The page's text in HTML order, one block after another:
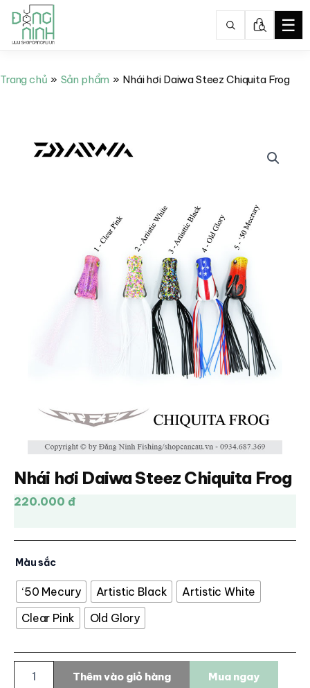
tới
☰
Trang chủ Sản phẩm Nhái hơi Daiwa Steez Chiquita Frog
Nhái hơi Daiwa Steez Chiquita Frog
220.000 đ
Màu sắc
‘50 Mecury Artistic Black
Artistic White
Clear Pink
Old Glory
Thêm vào giỏ hàng Mua ngay